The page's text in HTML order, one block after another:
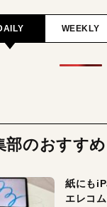
WEEKLY
部のおすすめ
紙にも
エレコ